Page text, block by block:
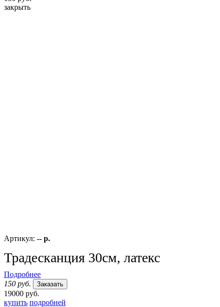
закрыть
Артикул: -- р.
Традесканция 30см, латекс
Подробнее
150 руб.
Заказать
19000 руб.
купить подробней